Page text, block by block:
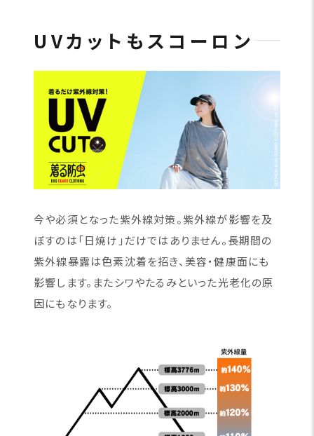
UVカットもスコーロン
今や必須となった紫外線対策。紫外線が影響を及
ぼすのは「日焼け」だけではありません。長期間の
紫外線暴露は色素沈着を招き、美容・健康面にも
影響します。またシワやたるみといった光老化の原
因にもなります。